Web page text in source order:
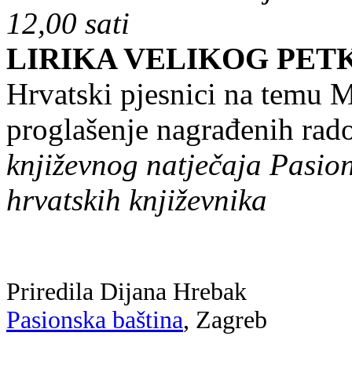
12,00 sati
LIRIKA VELIKOG
Hrvatski pjesnici na temu
proglašenje nagrađenih
književnog natječaja
hrvatskih književnika
Priredila Dijana Hrebak
Pasionska baština, Zagreb